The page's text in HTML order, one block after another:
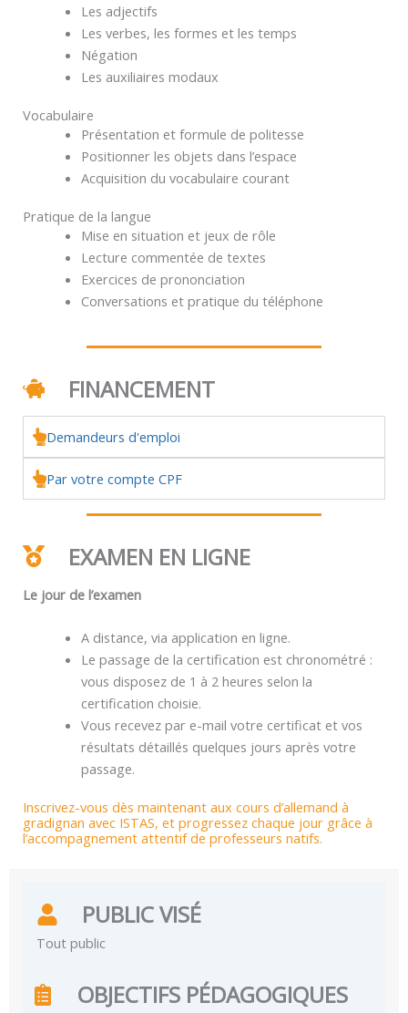
Les adjectifs
Les verbes, les formes et les temps
Négation
Les auxiliaires modaux
Vocabulaire
Présentation et formule de politesse
Positionner les objets dans l’espace
Acquisition du vocabulaire courant
Pratique de la langue
Mise en situation et jeux de rôle
Lecture commentée de textes
Exercices de prononciation
Conversations et pratique du téléphone
FINANCEMENT
Demandeurs d'emploi
Par votre compte CPF
EXAMEN EN LIGNE
Le jour de l’examen
A distance, via application en ligne.
Le passage de la certification est chronométré :
vous disposez de 1 à 2 heures selon la
certification choisie.
Vous recevez par e-mail votre certificat et vos
résultats détaillés quelques jours après votre
passage.
Inscrivez-vous dès maintenant aux cours d’allemand à
gradignan avec ISTAS, et progressez chaque jour grâce à
l’accompagnement attentif de professeurs natifs.
PUBLIC VISÉ
Tout public
OBJECTIFS PÉDAGOGIQUES